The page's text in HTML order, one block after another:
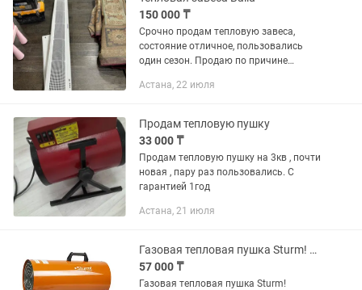
150 000 ₸
Срочно продам тепловую завеса,
состояние отличное, пользовались
один сезон. Продаю по причине
Астана, 22 июля
Продам тепловую пушку
33 000 ₸
Продам тепловую пушку на 3кв , почти
новая , пару раз пользовались. С
гарантией 1год
Астана, 21 июля
Газовая тепловая пушка Sturm! GH91301V
57 000 ₸
Газовая тепловая пушка Sturm!